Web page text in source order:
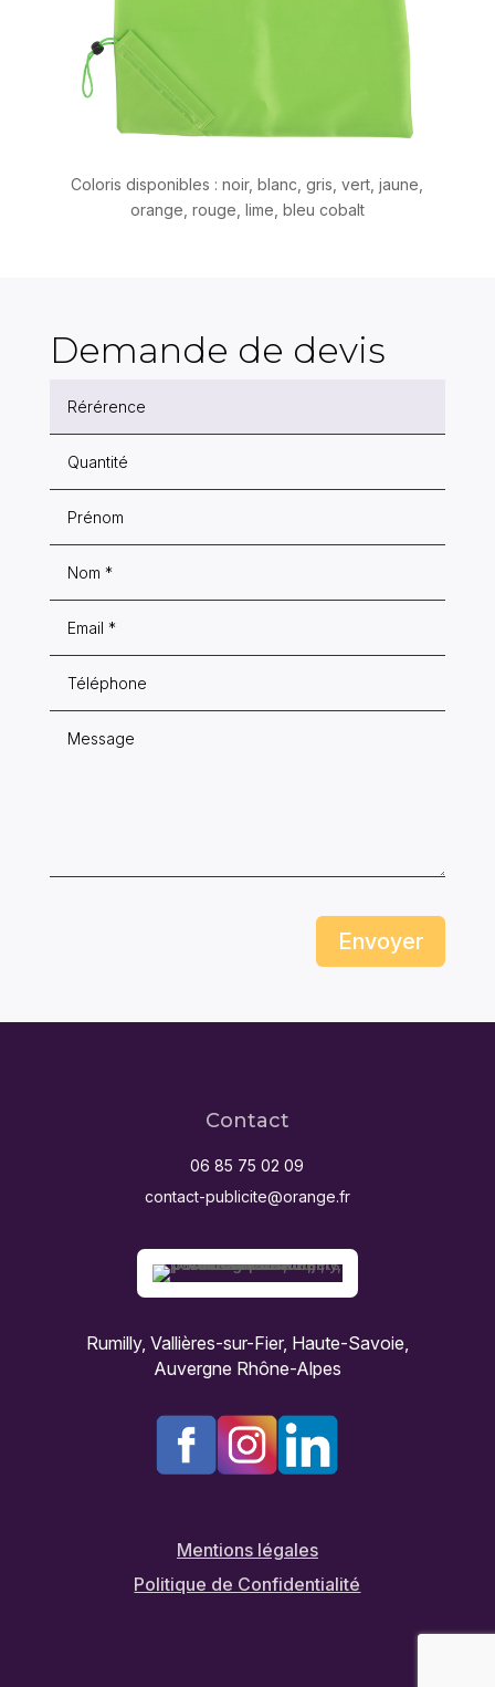
Coloris disponibles : noir, blanc, gris, vert, jaune,
orange, rouge, lime, bleu cobalt
Demande de devis
Envoyer
Contact
06 85 75 02 09
contact-publicite@orange.fr
Rumilly, Vallières-sur-Fier, Haute-Savoie,
Auvergne Rhône-Alpes
Mentions légales
Politique de Confidentialité